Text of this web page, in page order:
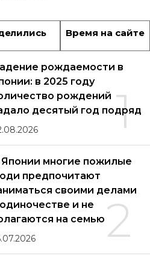
Время на сайте
1
рождаемости в
в 2025 году
рождений
десятый год подряд
2
Японии многие пожилые
предпочитают
своими делами
и не
на семью